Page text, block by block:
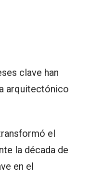
clave han
arquitectónico
el
la década de
en el